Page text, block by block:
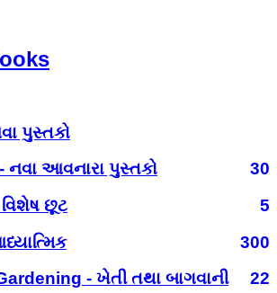
પુસ્તકો
નવા આવનારા પુસ્તકો
30
છૂટ
5
300
- ખેતી તથા બાગવાની
22